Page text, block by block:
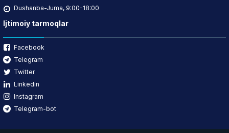
Dushanba-Juma, 9:00-18:00
Ijtimoiy tarmoqlar
Facebook
Telegram
Twitter
Linkedin
Instagram
Telegram-bot